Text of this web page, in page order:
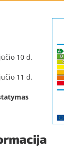
10 d.
11 d.